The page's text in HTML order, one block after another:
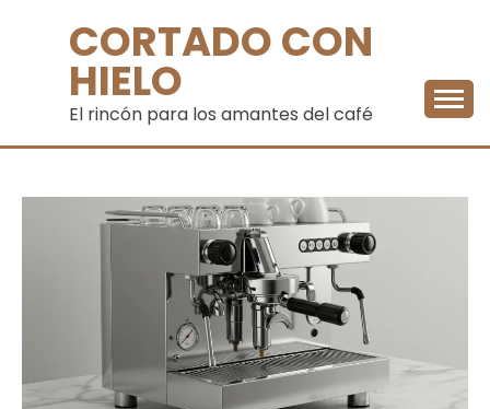
contenidoCORTADO CON
HIELO
El rincón para los amantes del café